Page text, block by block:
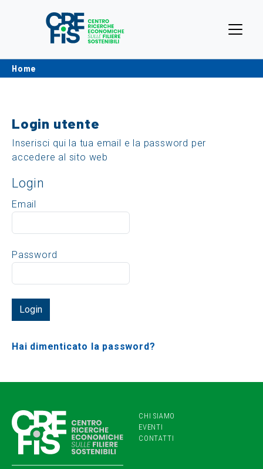
Home
Login utente
Inserisci qui la tua email e la password per
accedere al sito web
Login
Email
Password
Hai dimenticato la password?
CHI SIAMO
EVENTI
CONTATTI